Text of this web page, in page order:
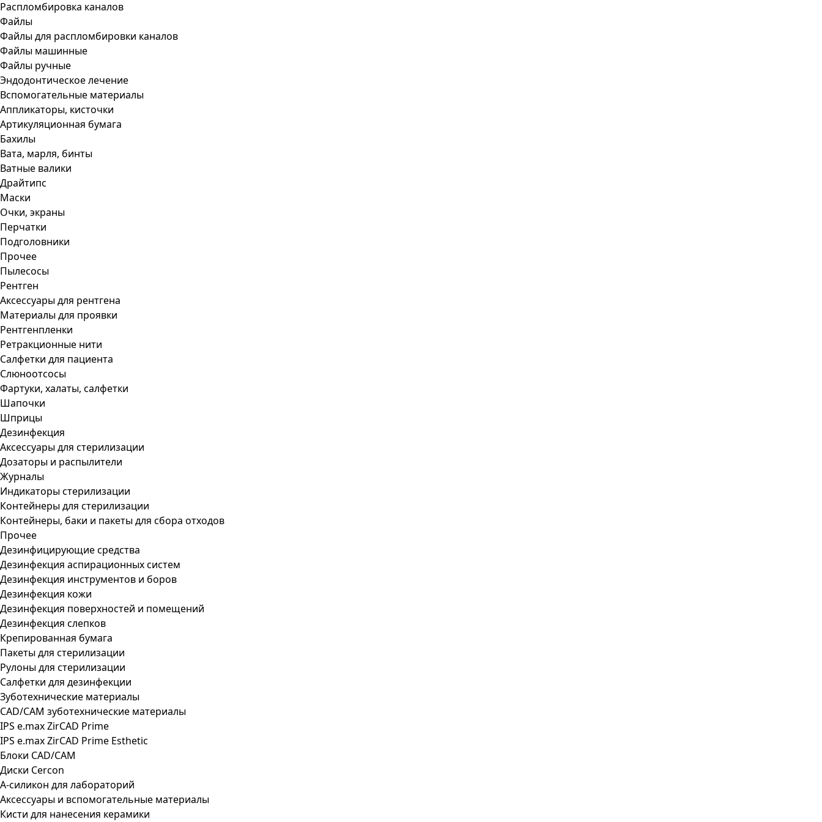
Распломбировка каналов
Файлы
Файлы для распломбировки каналов
Файлы машинные
Файлы ручные
Эндодонтическое лечение
Вспомогательные материалы
Аппликаторы, кисточки
Артикуляционная бумага
Бахилы
Вата, марля, бинты
Ватные валики
Драйтипс
Маски
Очки, экраны
Перчатки
Подголовники
Прочее
Пылесосы
Рентген
Аксессуары для рентгена
Материалы для проявки
Рентгенпленки
Ретракционные нити
Салфетки для пациента
Слюноотсосы
Фартуки, халаты, салфетки
Шапочки
Шприцы
Дезинфекция
Аксессуары для стерилизации
Дозаторы и распылители
Журналы
Индикаторы стерилизации
Контейнеры для стерилизации
Контейнеры, баки и пакеты для сбора отходов
Прочее
Дезинфицирующие средства
Дезинфекция аспирационных систем
Дезинфекция инструментов и боров
Дезинфекция кожи
Дезинфекция поверхностей и помещений
Дезинфекция слепков
Крепированная бумага
Пакеты для стерилизации
Рулоны для стерилизации
Салфетки для дезинфекции
Зуботехнические материалы
CAD/CAM зуботехнические материалы
IPS e.max ZirCAD Prime
IPS e.max ZirCAD Prime Esthetic
Блоки CAD/CAM
Диски Cercon
А-силикон для лабораторий
Аксессуары и вспомогательные материалы
Кисти для нанесения керамики